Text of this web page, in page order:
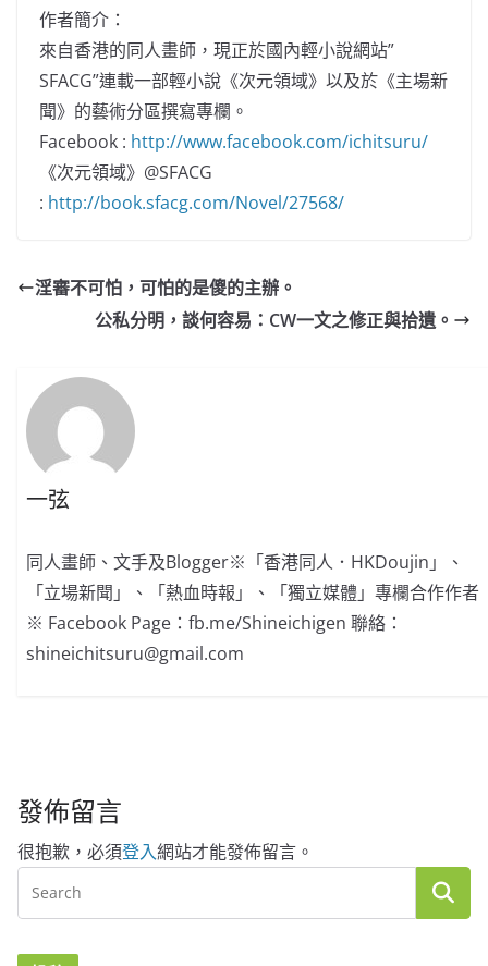
作者簡介：
來自香港的同人畫師，現正於國內輕小說網站”
SFACG”連載一部輕小說《次元領域》以及於《主場新
聞》的藝術分區撰寫專欄。
Facebook : http://www.facebook.com/ichitsuru/
《次元領域》@SFACG
: http://book.sfacg.com/Novel/27568/
淫審不可怕，可怕的是傻的主辦。
公私分明，談何容易：CW一文之修正與拾遺。
一弦
同人畫師、文手及Blogger※「香港同人．HKDoujin」、
「立場新聞」、「熱血時報」、「獨立媒體」專欄合作作者
※ Facebook Page：fb.me/Shineichigen 聯絡：
shineichitsuru@gmail.com
發佈留言
很抱歉，必須登入網站才能發佈留言。